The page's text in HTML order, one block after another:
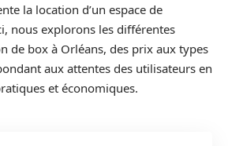
la location d’un espace de
nous explorons les différentes
de box à Orléans, des prix aux types
aux attentes des utilisateurs en
et économiques.